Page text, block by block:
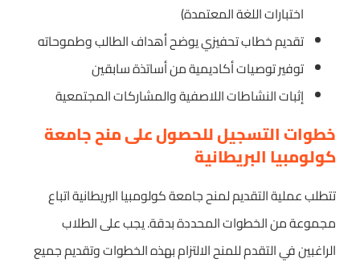
اختبارات اللغة المعتمدة)
تقديم خطاب تحفيزي يوضح أهداف الطالب وطموحاته
توفير توصيات أكاديمية من أساتذة سابقين
إثبات النشاطات اللاصفية والمشاركات المجتمعية
خطوات التسجيل للحصول على منح جامعة
كولومبيا البريطانية
تتطلب عملية التقديم لمنح جامعة كولومبيا البريطانية اتباع
مجموعة من الخطوات المحددة بدقة. يجب على الطلاب
الراغبين في التقدم للمنح الالتزام بهذه الخطوات وتقديم جميع